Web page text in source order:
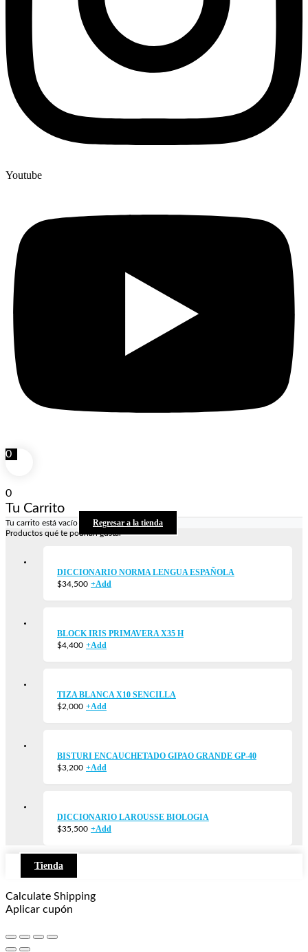
Youtube
0
0
Tu Carrito
Tu carrito está vacío Regresar a la tienda
Productos qué te podrían gustar
DICCIONARIO NORMA LENGUA ESPAÑOLA
$34,500 +Add
BLOCK IRIS PRIMAVERA X35 H
$4,400 +Add
TIZA BLANCA X10 SENCILLA
$2,000 +Add
BISTURI ENCAUCHETADO GIPAO GRANDE GP-40
$3,200 +Add
DICCIONARIO LAROUSSE BIOLOGIA
$35,500 +Add
Tienda
Calculate Shipping
Aplicar cupón